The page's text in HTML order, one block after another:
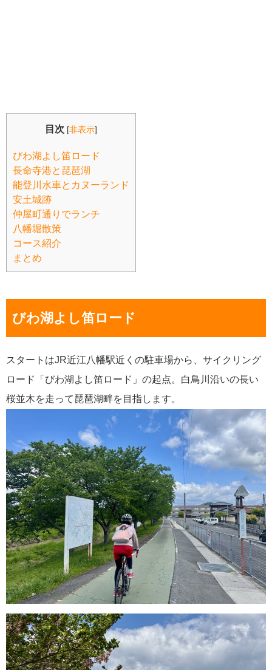
目次 [非表示]
びわ湖よし笛ロード
長命寺港と琵琶湖
能登川水車とカヌーランド
安土城跡
仲屋町通りでランチ
八幡堀散策
コース紹介
まとめ
びわ湖よし笛ロード
スタートはJR近江八幡駅近くの駐車場から、サイクリング
ロード「びわ湖よし笛ロード」の起点。白鳥川沿いの長い
桜並木を走って琵琶湖畔を目指します。